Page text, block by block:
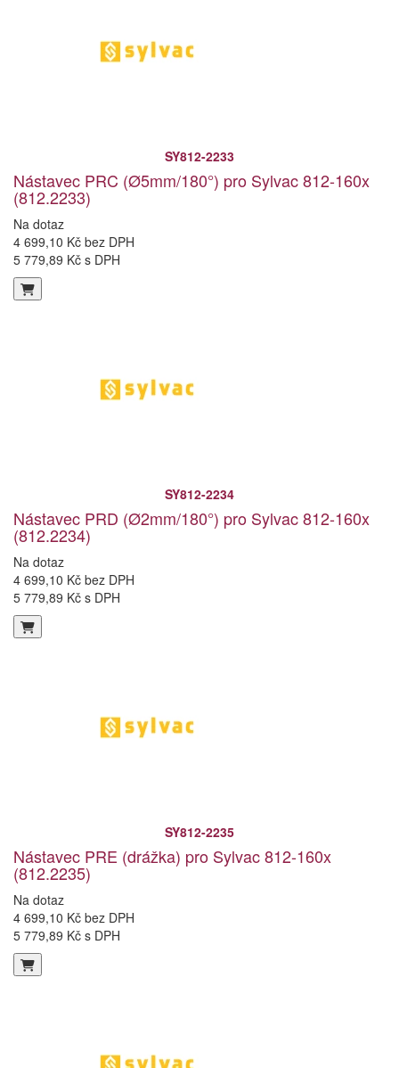
SY812-2233
Nástavec PRC (Ø5mm/180°) pro Sylvac 812-160x
(812.2233)
Na dotaz
4 699,10 Kč bez DPH
5 779,89 Kč s DPH
SY812-2234
Nástavec PRD (Ø2mm/180°) pro Sylvac 812-160x
(812.2234)
Na dotaz
4 699,10 Kč bez DPH
5 779,89 Kč s DPH
SY812-2235
Nástavec PRE (drážka) pro Sylvac 812-160x
(812.2235)
Na dotaz
4 699,10 Kč bez DPH
5 779,89 Kč s DPH